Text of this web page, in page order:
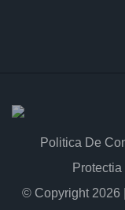
Politica De
Protectia
© Copyright 2026